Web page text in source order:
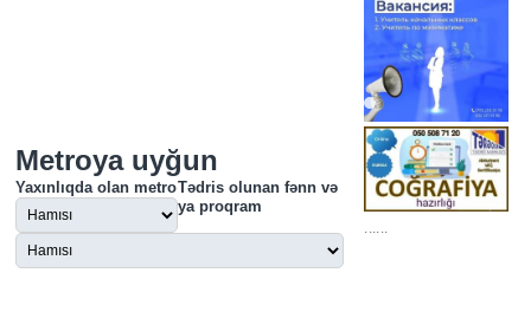
Metroya uyğun
Yaxınlıqda olan metroTədris olunan fənn və
ya proqram
......